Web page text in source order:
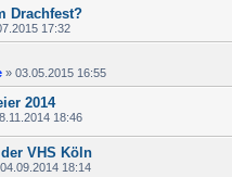
Drachfest?
17:32
» 03.05.2015 16:55
2014
18:46
VHS Köln
04.09.2014 18:14